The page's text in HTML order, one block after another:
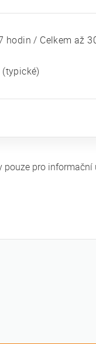
hodin / Celkem až
pro